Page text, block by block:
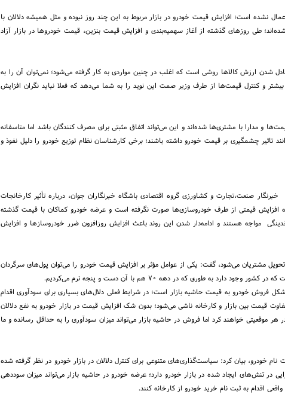
نشده است؛ افزایش قیمت‌ خودرو در بازار مربوط به این چند روز نبوده و مثل همیشه دلالان با
طی روز‌های گذشته از آغاز سهمیه‌بندی و افزایش قیمت بنزین، قیمت خودرو‌ها در بازار آزاد
شدن ارزش کالا‌ها روشی است که اغلب در چنین مواردی به کار گرفته می‌شود؛ نمی‌توان آن را به
و کنترل قیمت‌ها از طرف وزیر صمت این نوید را به شما می‌دهد که فعلا نباید نگران افزایش
مدارا با مشتری‌ها شده‌اند و این می‌تواند اتفاق مثبتی برای مصرف کنندگان باشد اما متاسفانه
تاثیر چشمگیری بر قیمت‌ خودرو داشته باشند؛ برخی کارشناسان نظام توزیع خودرو را دلیل نفوذ و
صنعت،تجارت و کشاورزی گروه اقتصادی باشگاه خبرنگاران جوان، درباره تأثیر کارخانجات
افزایش قیمتی از طرف خودروسازی‌ها صورت نگرفته است و عرضه خودرو کماکان با قیمت گذشته
مواجه هستند و ادامه‌دار شدن این روند باعث افزایش روزافزون ضرر خودروسازها و افزایش
تحویل مشتریان می‌شود، گفت: یکی از عوامل مؤثر بر افزایش قیمت خودرو را می‌توان پول‌های سرگردان
به طوری که در دهه ۷۰ هم با آن دست و پنجه نرم می‌کردیم.
فروش خودرو به قیمت حاشیه بازار است؛ در شرایط فعلی دلال‌های بسیاری برای سودآوری اقدام
قیمت بین بازار و کارخانه ناشی می‌شود؛ بدون شک افزایش قیمت در بازار خودرو به نفع دلالان
هر موقعیتی خواهند کرد اما فروش در حاشیه بازار می‌تواند میزان سودآوری را به حداقل رسانده و ما
خودرو، بیان کرد: سیاست‌گذاری‌های متنوعی برای کنترل دلالان در بازار خودرو در نظر گرفته شده
در تنش‌های ایجاد شده در بازار خودرو دارد؛ عرضه خودرو در حاشیه بازار می‌تواند میزان سوددهی
اقدام به ثبت نام خرید خودرو از کارخانه کنند.